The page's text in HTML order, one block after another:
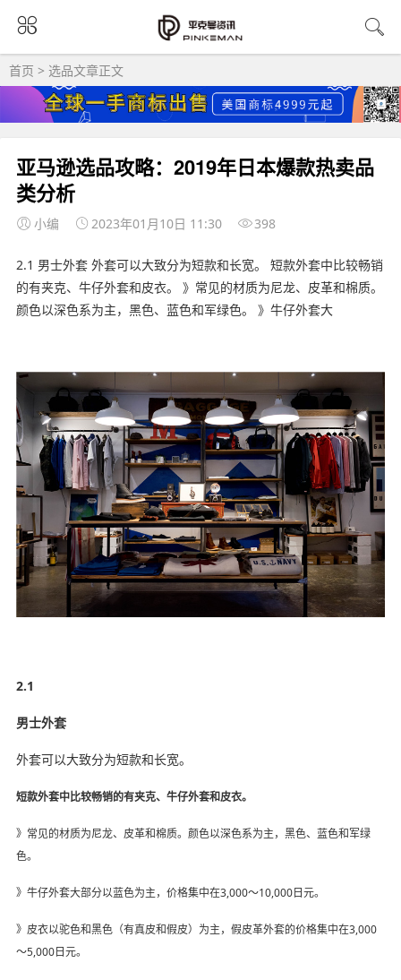
首页 > 选品文章正文
亚马逊选品攻略：2019年日本爆款热卖品
类分析
小编 2023年01月10日 11:30 398
2.1 男士外套 外套可以大致分为短款和长宽。 短款外套中比较畅销
的有夹克、牛仔外套和皮衣。 》常见的材质为尼龙、皮革和棉质。
颜色以深色系为主，黑色、蓝色和军绿色。 》牛仔外套大
2.1
男士外套
外套可以大致分为短款和长宽。
短款外套中比较畅销的有夹克、牛仔外套和皮衣。
》常见的材质为尼龙、皮革和棉质。颜色以深色系为主，黑色、蓝色和军绿
色。
》牛仔外套大部分以蓝色为主，价格集中在3,000～10,000日元。
》皮衣以驼色和黑色（有真皮和假皮）为主，假皮革外套的价格集中在3,000
～5,000日元。